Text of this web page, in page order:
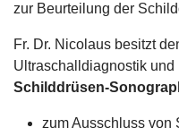
zur Beurteilung der
Fr. Dr. Nicolaus besitzt
Ultraschalldiagnostik und
Schilddrüsen-
zum Ausschluss von